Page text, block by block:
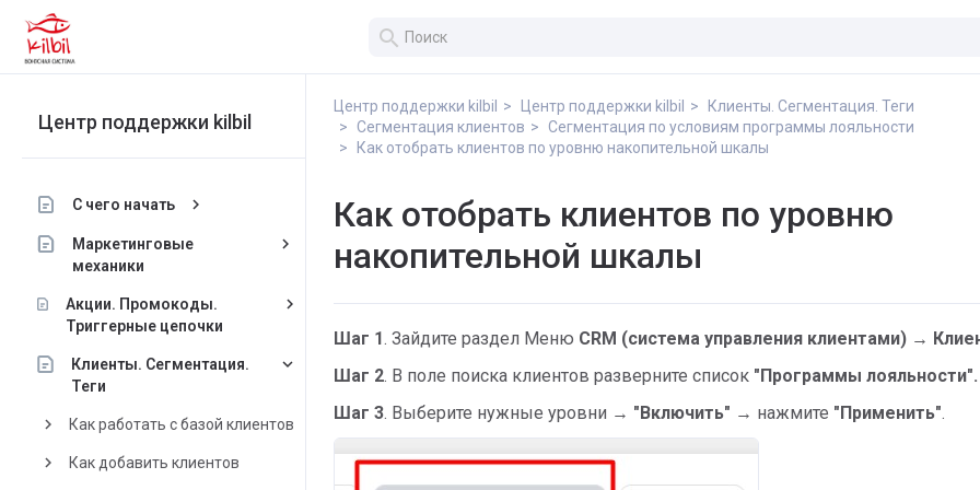
search
Центр поддержки kilbil
С чего начать keyboard_arrow_right
Маркетинговые
механики
keyboard_arrow_right
Акции. Промокоды.
Триггерные цепочки
keyboard_arrow_right
Клиенты. Сегментация.
Теги
keyboard_arrow_down
keyboard_arrow_right Как работать с базой клиентов
keyboard_arrow_right Как добавить клиентов
Центр поддержки kilbil Центр поддержки kilbil
Клиенты. Сегментация. Теги
Сегментация клиентов
Сегментация по условиям программы лояльности
Как отобрать клиентов по уровню накопительной шкалы
Как отобрать клиентов по уровню
накопительной шкалы
Шаг 1. Зайдите раздел Меню CRM (система управления клиентами) →
Шаг 2. В поле поиска клиентов разверните список "Программы лояльности".
Шаг 3. Выберите нужные уровни → "Включить" → нажмите "Применить".